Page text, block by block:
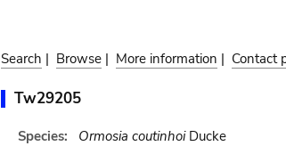
Search | Browse | More information | Contact
Tw29205
Species: Ormosia coutinhoiDucke